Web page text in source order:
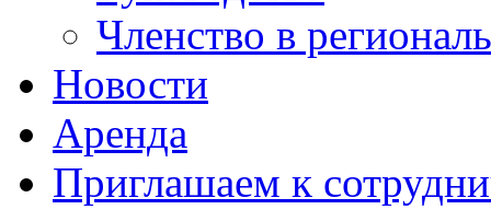
Членство в
Новости
Аренда
Приглашаем к